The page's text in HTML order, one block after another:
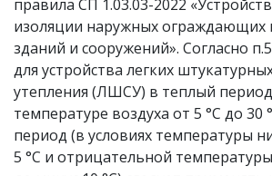
правила СП 1.03.03-2022
изоляции наружных ограждающих
зданий и сооружений». Согласно
для устройства легких
утепления (ЛШСУ) в теплый
температуре воздуха от 5 °С до 30
период (в условиях температуры
5 °С и отрицательной